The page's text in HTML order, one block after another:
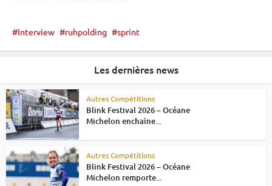
Interview ruhpolding sprint
Les dernières news
Autres Compétitions
Blink Festival 2026 – Océane
Michelon enchaîne...
Autres Compétitions
Blink Festival 2026 – Océane
Michelon remporte...